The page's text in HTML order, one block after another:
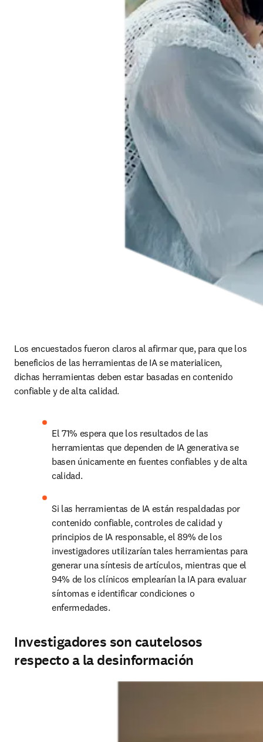
Los encuestados fueron claros al afirmar que, para que los
beneficios de las herramientas de IA se materialicen,
dichas herramientas deben estar basadas en contenido
confiable y de alta calidad.
El 71% espera que los resultados de las
herramientas que dependen de IA generativa se
basen únicamente en fuentes confiables y de alta
calidad.
Si las herramientas de IA están respaldadas por
contenido confiable, controles de calidad y
principios de IA responsable, el 89% de los
investigadores utilizarían tales herramientas para
generar una síntesis de artículos, mientras que el
94% de los clínicos emplearían la IA para evaluar
síntomas e identificar condiciones o
enfermedades.
Investigadores son cautelosos
respecto a la desinformación